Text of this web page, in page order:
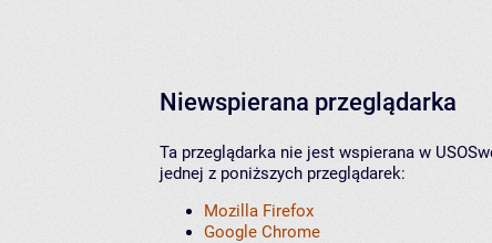
Niewspierana przeglądarka
Ta przeglądarka nie jest wspierana w
jednej z poniższych przeglądarek:
Mozilla Firefox
Google Chrome